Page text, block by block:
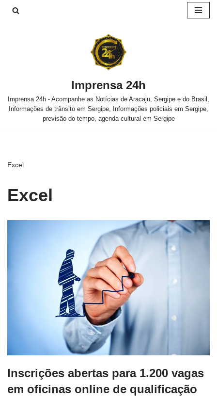
Imprensa 24h
Imprensa 24h - Acompanhe as Notícias de Aracaju, Sergipe e do Brasil,
Informações de trânsito em Sergipe, Informações policiais em Sergipe,
previsão do tempo, agenda cultural em Sergipe
Excel
Excel
Inscrições abertas para 1.200 vagas
em oficinas online de qualificação